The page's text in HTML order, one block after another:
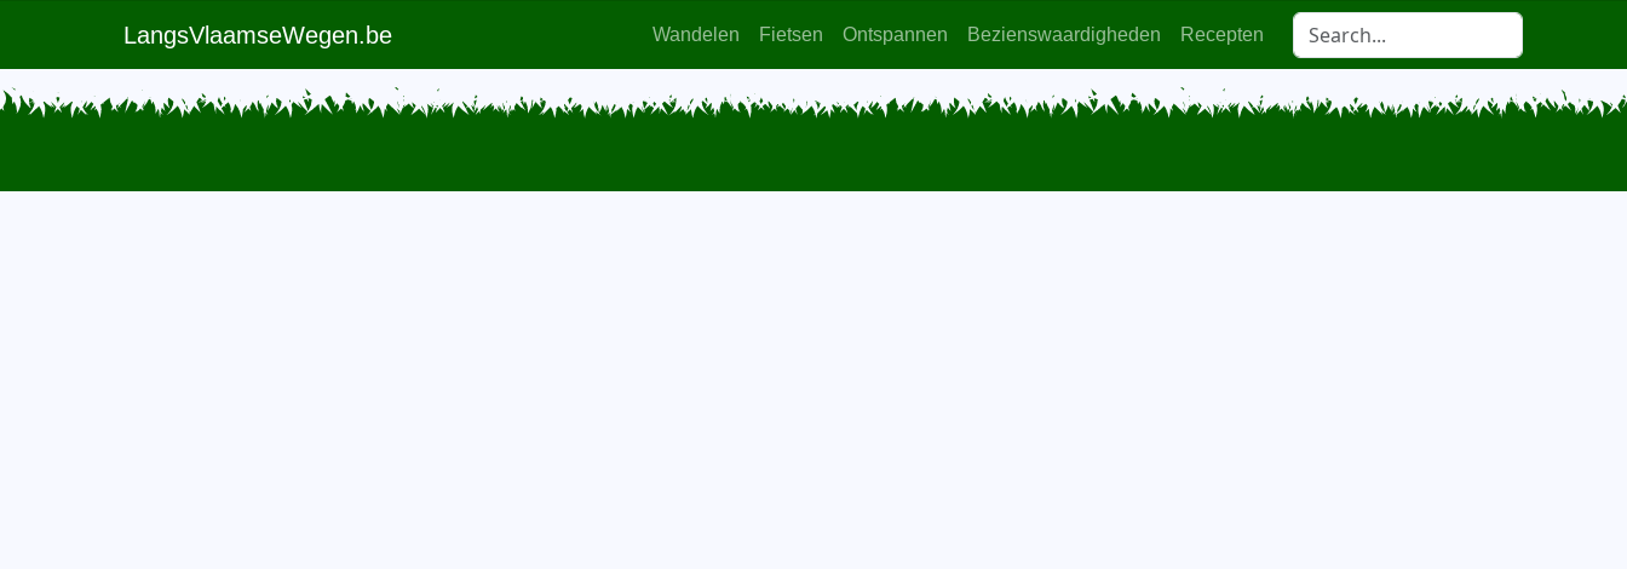
LangsVlaamseWegen.be Wandelen Fietsen Ontspannen Bezienswaardigheden Recepten